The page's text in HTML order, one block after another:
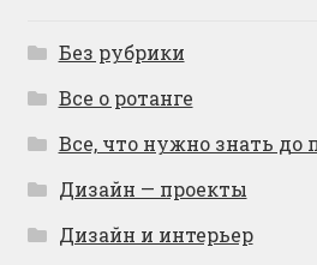
Без рубрики
Все о ротанге
Все, что нужно знать до
Дизайн — проекты
Дизайн и интерьер